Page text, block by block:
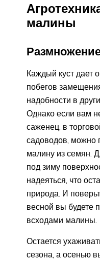
малины
Каждый куст дает
побегов
надобности в
Однако если вам
саженец, в
садоводов, можно
малину из семян.
под зиму
надеяться, что
природа. И
весной вы будете
всходами малины.
Остается
сезона, а осенью